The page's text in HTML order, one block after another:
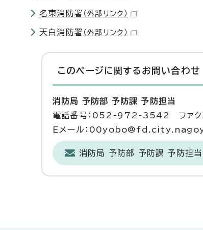
名東消防署 （外部リンク）
天白消防署 （外部リンク）
このページに関する お問い合わせ
消防局 予防部 予防課 予防担当
電話番号：052-972-3542 ファ
Eメール：
消防局 予防部 予防課 予防担